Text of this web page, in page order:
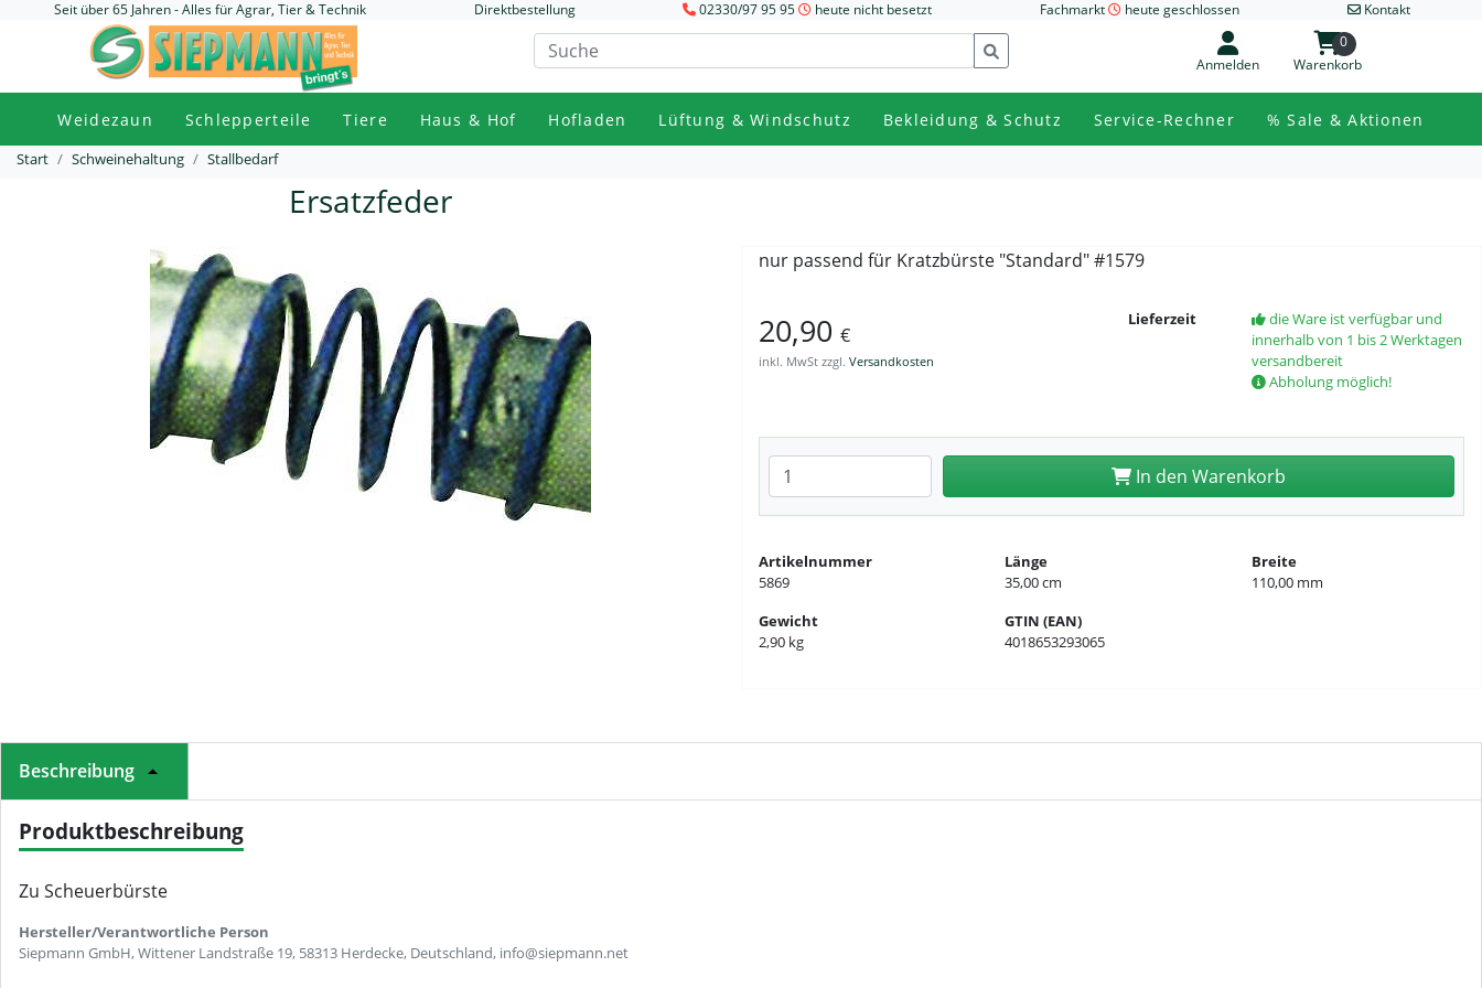
Seit über 65 Jahren - Alles für Agrar, Tier & Technik Direktbestellung 02330/97 95 95 heute nicht besetzt Fachmarkt heute geschlossen Kontakt
Anmelden Warenkorb
0
Weidezaun Schlepperteile Tiere Haus & Hof Hofladen Lüftung & Windschutz Bekleidung & Schutz Service-Rechner % Sale & Aktionen
Start Schweinehaltung Stallbedarf
Ersatzfeder
nur passend für Kratzbürste "Standard" #1579
20,90 €
inkl. MwSt zzgl. Versandkosten
Lieferzeit
die Ware ist verfügbar und
innerhalb von 1 bis 2 Werktagen
versandbereit
Abholung möglich!
Anzahl eingeben In den Warenkorb
Artikelnummer
5869
Länge
35,00 cm
Breite
110,00 mm
Gewicht
2,90 kg
GTIN (EAN)
4018653293065
Beschreibung
Produktbeschreibung
Zu Scheuerbürste
Hersteller/Verantwortliche Person
Siepmann GmbH, Wittener Landstraße 19, 58313 Herdecke, Deutschland, info@siepmann.net